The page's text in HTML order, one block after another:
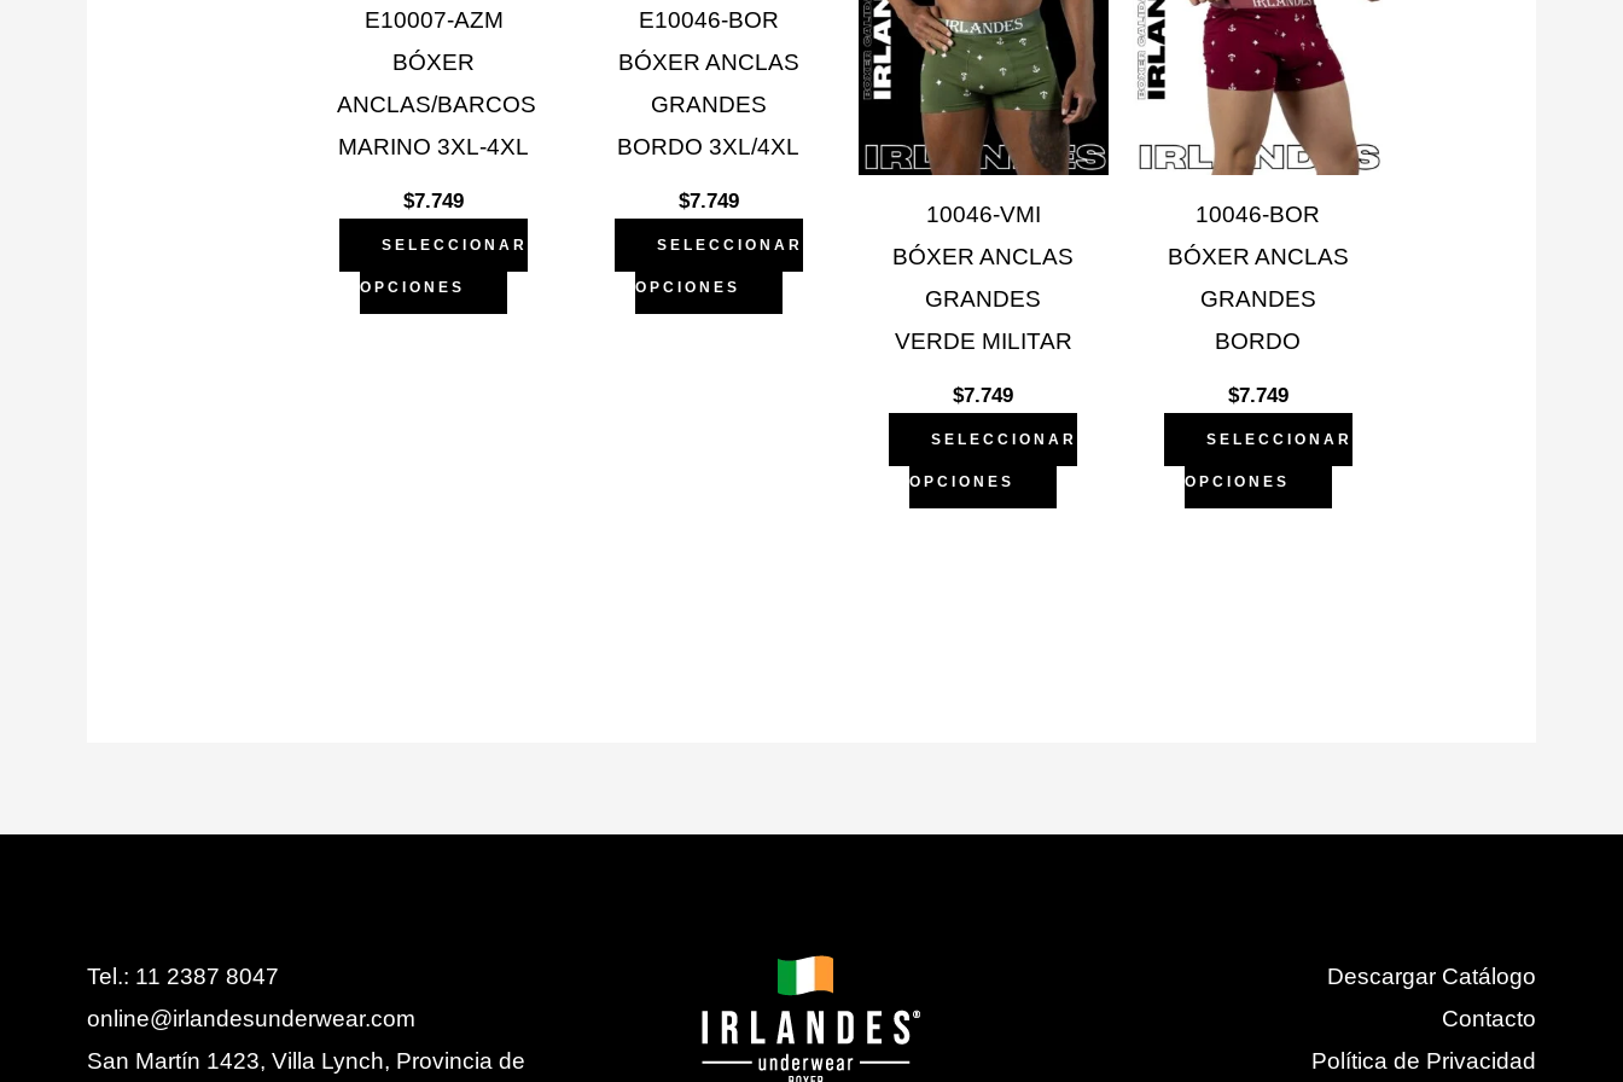
E10007-AZM
BÓXER
ANCLAS/BARCOS
MARINO 3XL-4XL
$7.749
SELECCIONAR
OPCIONES
la
página
E10046-BOR
BÓXER ANCLAS
GRANDES
BORDO 3XL/4XL
$7.749
SELECCIONAR
OPCIONES
la
página
10046-VMI
BÓXER ANCLAS
GRANDES
VERDE MILITAR
$7.749
SELECCIONAR
OPCIONES
se
pueden
elegir
en
página
producto
10046-BOR
BÓXER ANCLAS
GRANDES
BORDO
$7.749
SELECCIONAR
OPCIONES
se
pueden
elegir
en
página
Tel.: 11 2387 8047
online@irlandesunderwear.com
San Martín 1423, Villa Lynch, Provincia de
Descargar Catálogo
Contacto
Política de Privacidad